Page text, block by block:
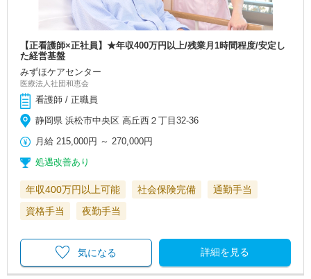
【正看護師×正社員】★年収400万円以上/残業月1時間程度/安定し
た経営基盤
みずほケアセンター
医療法人社団和恵会
看護師 / 正職員
静岡県 浜松市中央区 高丘西２丁目32-36
月給 215,000円 ～270,000円
処遇改善あり
年収400万円以上可能 社会保険完備
通勤手当
資格手当
夜勤手当
詳細を見る
気になる